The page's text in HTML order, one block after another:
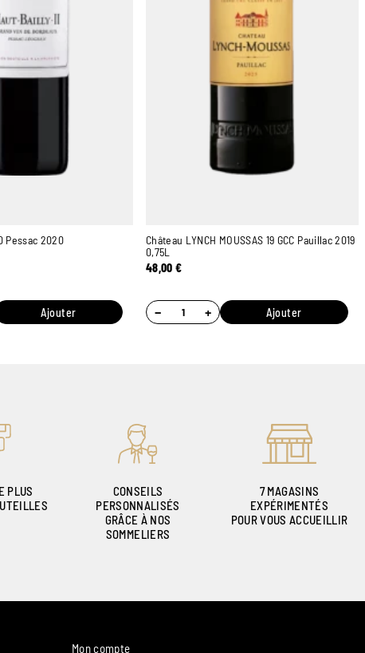
Pessac 2020
Ajouter
Château LYNCH MOUSSAS 19 GCC Pauillac 2019
0,75L
48,00€
− + Ajouter
PLUS
CONSEILS
PERSONNALISÉS
GRÂCE À NOS
SOMMELIERS
7 MAGASINS
EXPÉRIMENTÉS
POUR VOUS ACCUEILLIR
Mon compte